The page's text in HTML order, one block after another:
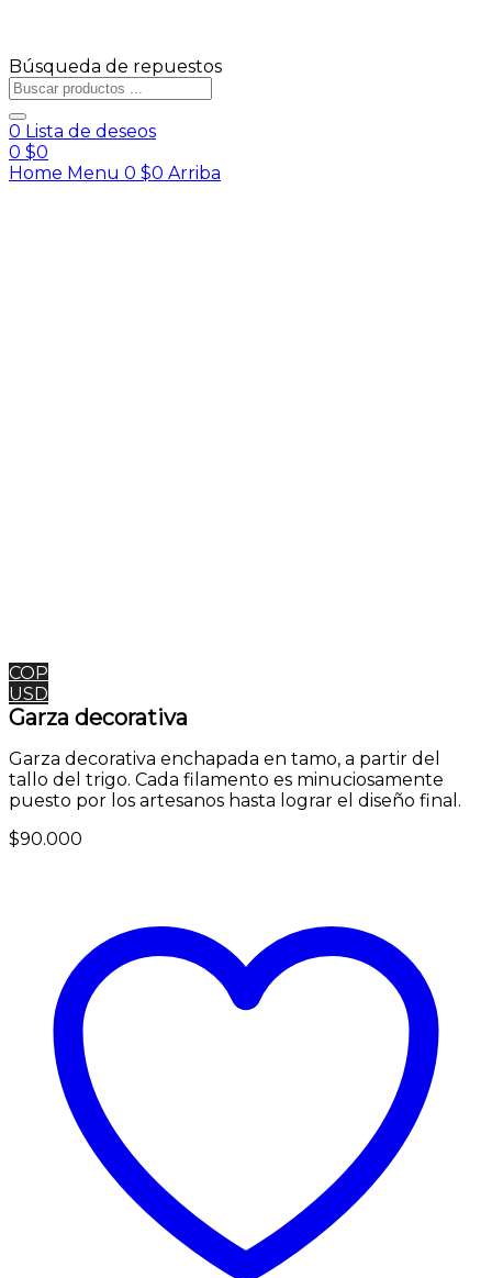
Búsqueda de repuestos
0 Lista de deseos
0 $0
Home Menu 0 $0 Arriba
COP
USD
Garza decorativa
Garza decorativa enchapada en tamo, a partir del
tallo del trigo. Cada filamento es minuciosamente
puesto por los artesanos hasta lograr el diseño final.
$90.000